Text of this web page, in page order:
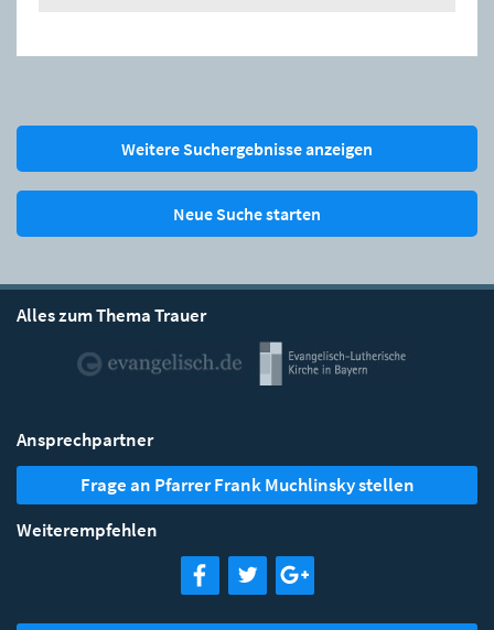
Weitere Suchergebnisse anzeigen
Neue Suche starten
Alles zum Thema Trauer
Ansprechpartner
Frage an Pfarrer Frank Muchlinsky stellen
Weiterempfehlen